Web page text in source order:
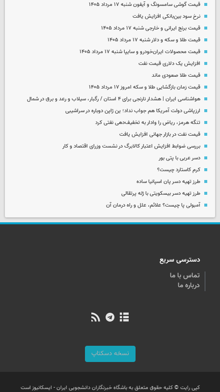
قیمت گوشی سامسونگ و آیفون شنبه ۱۷ مرداد ۱۴۰۵
نرخ سود بین‌بانکی افزایش یافت
قیمت برنج ایرانی و خارجی شنبه ۱۷ مرداد ۱۴۰۵
قیمت طلا و سکه و دلار شنبه ۱۷ مرداد ۱۴۰۵
قیمت محصولات ایران‌خودرو و سایپا شنبه ۱۷ مرداد ۱۴۰۵
افزایش یک دلاری قیمت نفت
قیمت طلا صعودی ماند
قیمت زمان بازگشایی طلا و سکه امروز ۱۷ مرداد ۱۴۰۵
هواشناسی ایران | هشدار نارنجی برای ۴ استان / رگبار، سیلاب و رعد و برق در شمال
ارزپاشی دولت آمریکا هم جواب نداد؛ ین ژاپن دوباره در سراشیبی
تنگه هرمز، ریاض را وادار به تخفیف‌دهی نفتی کرد
قیمت نفت در بازار جهانی افزایش یافت
بررسی ضوابط افزایش اعتبار کالابرگ در نشست وزرای اقتصاد و کار
دسر عربی با پتی بور
کرم کاستارد چیست؟
طرز تهیه دسر پان اسپانیا ساده
طرز تهیه دسر بیسکویتی با ژله پرتقالی
آمبولی پا چیست؟ علائم، علل و راه درمان آن
دسترسی سریع
تماس با ما
درباره ما
نسخه دسکتاپ
کپی رایت © کلیه حقوق متعلق به باشگاه خبرنگاران دانشجویی ایران - ایسکانیوز است